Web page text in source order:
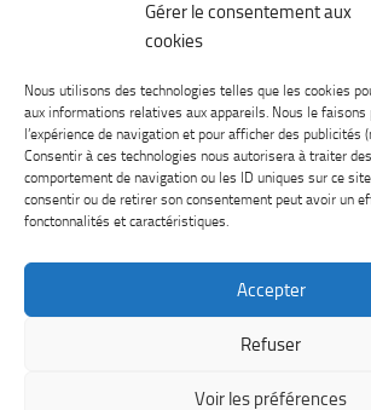
Gérer le consentement aux
cookies
Nous utilisons des technologies telles que les cookies
aux informations relatives aux appareils. Nous le faisons
l’expérience de navigation et pour afficher des publicités
Consentir à ces technologies nous autorisera à traiter
comportement de navigation ou les ID uniques sur ce
consentir ou de retirer son consentement peut avoir un
fonctonnalités et caractéristiques.
Accepter
Refuser
Voir les préférences